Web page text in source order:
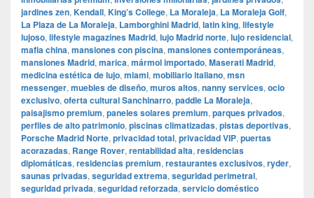
jardines zen, Kendall, King’s College, La Moraleja, La Moraleja Golf,
La Plaza de La Moraleja, Lamborghini Madrid, latin king, lifestyle
lujoso, lifestyle magazines Madrid, lujo Madrid norte, lujo residencial,
mafia china, mansiones con piscina, mansiones contemporáneas,
mansiones Madrid, marica, mármol importado, Maserati Madrid,
medicina estética de lujo, miami, mobiliario italiano, msn
messenger, muebles de diseño, muros altos, nanny services, ocio
exclusivo, oferta cultural Sanchinarro, paddle La Moraleja,
paisajismo premium, paneles solares premium, parques privados,
perfiles de alto patrimonio, piscinas climatizadas, pistas deportivas,
Porsche Madrid Norte, privacidad total, privacidad VIP, puertas
acorazadas, Range Rover, rentabilidad alta, residencias
diplomáticas, residencias premium, restaurantes exclusivos, ryder,
saunas privadas, seguridad extrema, seguridad perimetral,
seguridad privada, seguridad reforzada, servicio doméstico